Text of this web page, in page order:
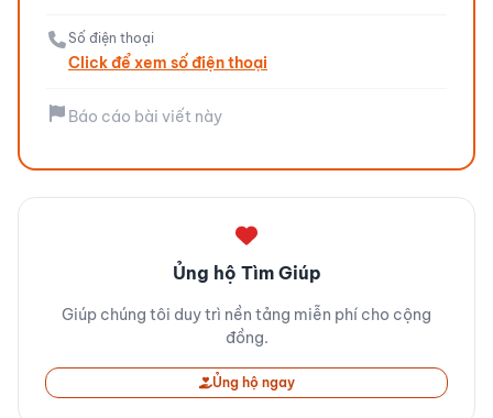
Số điện thoại
Click để xem số điện thoại
Báo cáo bài viết này
Ủng hộ Tìm Giúp
Giúp chúng tôi duy trì nền tảng miễn phí cho cộng
đồng.
Ủng hộ ngay